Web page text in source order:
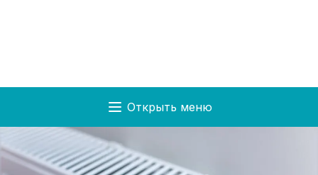
Открыть меню